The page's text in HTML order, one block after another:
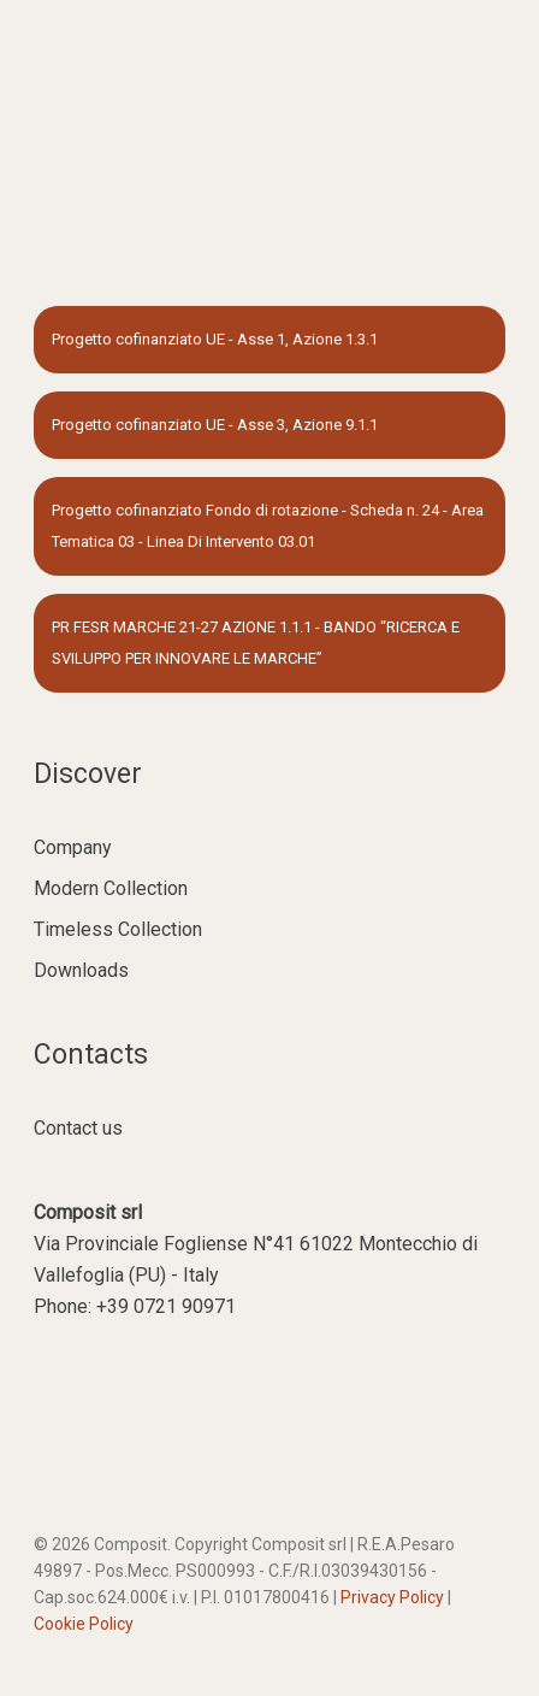
Progetto cofinanziato UE - Asse 1, Azione 1.3.1
Progetto cofinanziato UE - Asse 3, Azione 9.1.1
Progetto cofinanziato Fondo di rotazione - Scheda n. 24 - Area
Tematica 03 - Linea Di Intervento 03.01
PR FESR MARCHE 21-27 AZIONE 1.1.1 - BANDO “RICERCA E
SVILUPPO PER INNOVARE LE MARCHE”
Discover
Company
Modern Collection
Timeless Collection
Downloads
Contacts
Contact us
Composit srl
Via Provinciale Fogliense N°41 61022 Montecchio di
Vallefoglia (PU) - Italy
Phone: +39 0721 90971
© 2026 Composit. Copyright Composit srl | R.E.A.Pesaro
49897 - Pos.Mecc. PS000993 - C.F./R.I.03039430156 -
Cap.soc.624.000€ i.v. | P.I. 01017800416 |
Privacy Policy
Cookie Policy